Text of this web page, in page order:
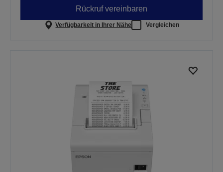
Rückruf vereinbaren
Verfügbarkeit in Ihrer Nähe Vergleichen